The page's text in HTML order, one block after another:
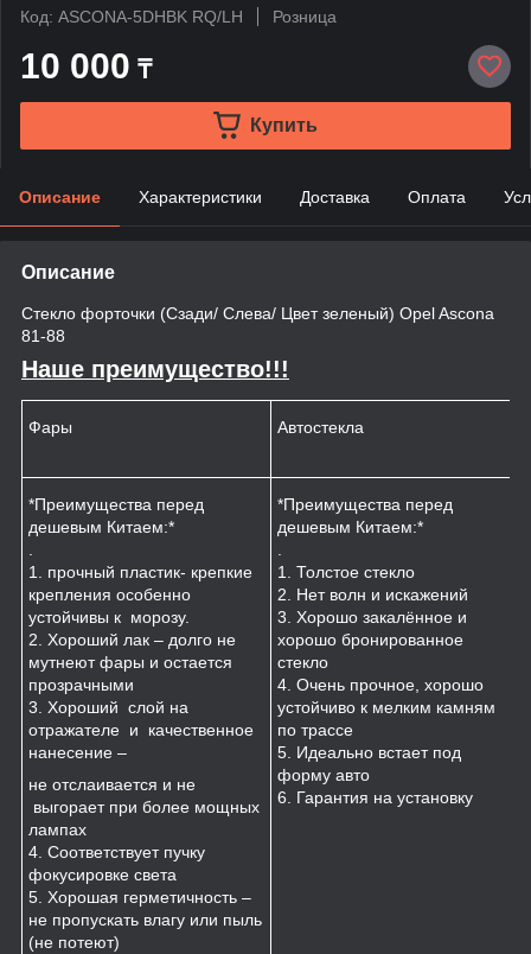
Код: ASCONA-5DHBK RQ/LH
Розница
10 000 ₸
Купить
Описание Характеристики Доставка Оплата
Описание
Стекло форточки (Сзади/ Слева/ Цвет зеленый) Opel Ascona
81-88
Наше преимущество!!!
Фары Автостекла
*Преимущества перед
дешевым Китаем:*
.
1. прочный пластик- крепкие
крепления особенно
устойчивы к морозу.
2. Хороший лак – долго не
мутнеют фары и остается
прозрачными
3. Хороший слой на
отражателе и качественное
нанесение –
не отслаивается и не
выгорает при более мощных
лампах
4. Соответствует пучку
фокусировке света
5. Хорошая герметичность –
не пропускать влагу или пыль
(не потеют)
*Преимущества перед
дешевым Китаем:*
.
1. Толстое стекло
2. Нет волн и искажений
3. Хорошо закалённое и
хорошо бронированное
стекло
4. Очень прочное, хорошо
устойчиво к мелким камням
по трассе
5. Идеально встает под
форму авто
6. Гарантия на установку